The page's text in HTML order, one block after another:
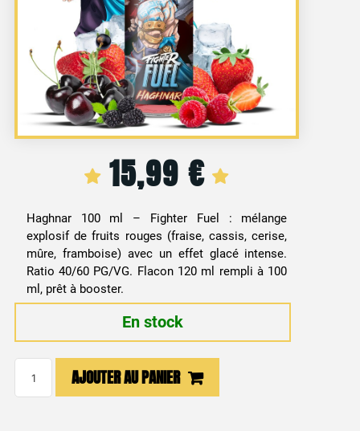
15,99 €
Haghnar 100 ml – Fighter Fuel : mélange
explosif de fruits rouges (fraise, cassis, cerise,
mûre, framboise) avec un effet glacé intense.
Ratio 40/60 PG/VG. Flacon 120 ml rempli à 100
ml, prêt à booster.
En stock
AJOUTER AU PANIER